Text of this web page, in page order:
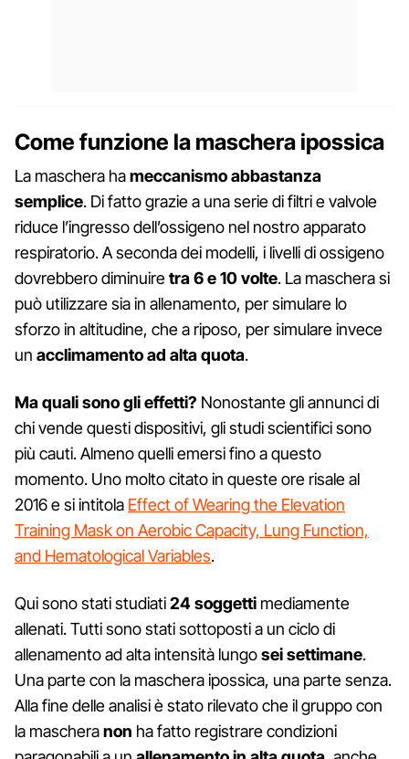
Come funzione la maschera ipossica
La maschera hameccanismo abbastanza
semplice. Di fatto grazie a una serie di filtri e valvole
riduce l’ingresso dell’ossigeno nel nostro apparato
respiratorio. A seconda dei modelli, i livelli di ossigeno
dovrebbero diminuiretra 6 e 10 volte. La maschera si
può utilizzare sia in allenamento, per simulare lo
sforzo in altitudine, che a riposo, per simulare invece
un acclimamento ad alta quota.
Ma quali sono gli effetti? Nonostante gli annunci di
chi vende questi dispositivi, gli studi scientifici sono
più cauti. Almeno quelli emersi fino a questo
momento. Uno molto citato in queste ore risale al
2016 e si intitola Effect of Wearing the Elevation
Training Mask on Aerobic Capacity, Lung Function,
and Hematological Variables.
Qui sono stati studiati24 soggetti mediamente
allenati. Tutti sono stati sottoposti a un ciclo di
allenamento ad alta intensità lungosei settimane.
Una parte con la maschera ipossica, una parte senza.
Alla fine delle analisi è stato rilevato che il gruppo con
la mascheranon ha fatto registrare condizioni